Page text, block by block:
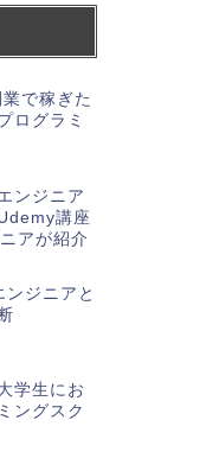
で稼ぎた
ログラミ
ンジニア
講座
アが紹介
ンジニアと
学生にお
ングスク